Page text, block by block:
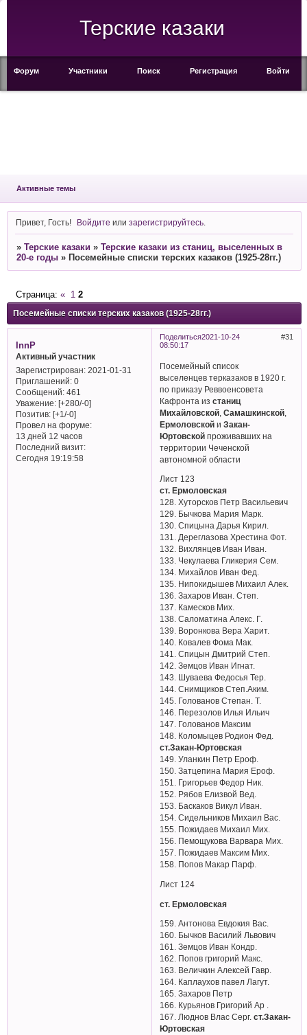
Терские казаки
Форум Участники Поиск Регистрация Войти
Активные темы
Привет, Гость! Войдите илизарегистрируйтесь
» Терские казаки » Терские казаки из станиц, выселенных в
20-е годы » Посемейные списки терских казаков (1925-28гг.)
Посемейные списки терских казаков (1925-28гг.)
Страница: « 1 2
Поделиться 31
2021-10-24
08:50:17
InnP
Активный участник
Зарегистрирован: 2021-01-31
Приглашений:0
Сообщений:461
Уважение: [+280/-0]
Позитив: [+1/-0]
Провел на форуме:
13 дней 12 часов
Последний визит:
Сегодня 19:19:58
Посемейный список
выселенцев терказаков в 1920 г.
по приказу Реввоенсовета
Кафронта из станиц
Михайловской ,Самашкинской
Ермоловскойи Закан-
Юртовскойпроживавших на
территории Чеченской
автономной области
Лист 123
ст. Ермоловская
128. Хуторсков Петр Васильевич
129. Бычкова Мария Марк.
130. Спицына Дарья Кирил.
131. Дереглазова Хрестина Фот.
132. Вихлянцев Иван Иван.
133. Чекулаева Гликерия Сем.
134. Михайлов Иван Фед.
135. Нипокидышев Михаил Алек.
136. Захаров Иван. Степ.
137. Камесков Мих.
138. Саломатина Алекс. Г.
139. Воронкова Вера Харит.
140. Ковалев Фома Мак.
141. Спицын Дмитрий Степ.
142. Земцов Иван Игнат.
143. Шуваева Федосья Тер.
144. Снимщиков Степ.Аким.
145. Голованов Степан. Т.
146. Перезолов Илья Ильич
147. Голованов Максим
148. Коломыцев Родион Фед.
ст.Закан-Юртовская
149. Уланкин Петр Ероф.
150. Затцепина Мария Ероф.
151. Григорьев Федор Ник.
152. Рябов Елизвой Вед.
153. Баскаков Викул Иван.
154. Сидельников Михаил Вас.
155. Пожидаев Михаил Мих.
156. Пемощукова Варвара Мих.
157. Пожидаев Максим Мих.
158. Попов Макар Парф.
Лист 124
ст. Ермоловская
159. Антонова Евдокия Вас.
160. Бычков Василий Львович
161. Земцов Иван Кондр.
162. Попов григорий Макс.
163. Величкин Алексей Гавр.
164. Каплаухов павел Лагут.
165. Захаров Петр
166. Курьянов Григорий Ар .
167. Люднов Влас Серг.ст.Закан-
Юртовская